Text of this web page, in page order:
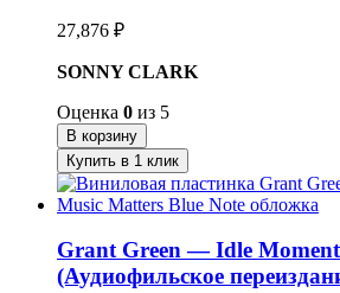
27,876 ₽
SONNY CLARK
Оценка 0 из 5
В корзину
Купить в 1 клик
Grant Green — Idle
(Аудиофильское